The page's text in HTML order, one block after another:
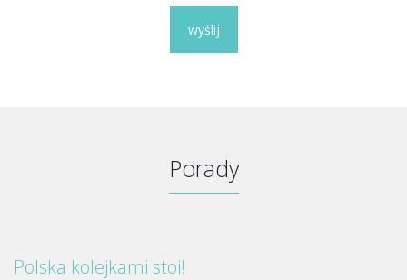
wyślij
Porady
Polska kolejkami stoi!